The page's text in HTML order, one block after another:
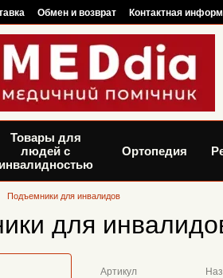
Обмен и возврат Контактная
Товары для
людей с
инвалидностью
Ортопедия
Подъемники для инвалидов
для
Артикул